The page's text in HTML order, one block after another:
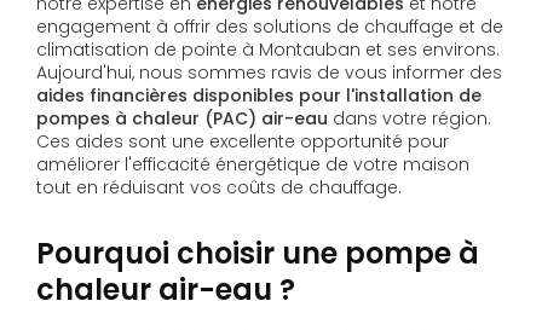
engagement à offrir des solutions de chauffage et de
climatisation de pointe à Montauban et ses environs.
Aujourd'hui, nous sommes ravis de vous informer des
aides financières disponibles pour l'installation de
pompes à chaleur (PAC) air-eau dans votre région.
Ces aides sont une excellente opportunité pour
améliorer l'efficacité énergétique de votre maison
tout en réduisant vos coûts de chauffage.
Pourquoi choisir une pompe à
chaleur air-eau ?